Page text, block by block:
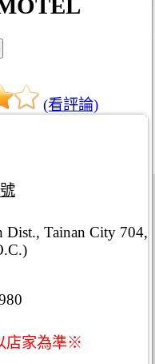
(看評論)
Dist., Tainan City 704,
店家為準※